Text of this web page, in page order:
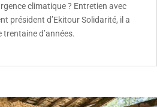
climatique ? Entretien avec
président d’Ekitour Solidarité, il a
trentaine d’années.